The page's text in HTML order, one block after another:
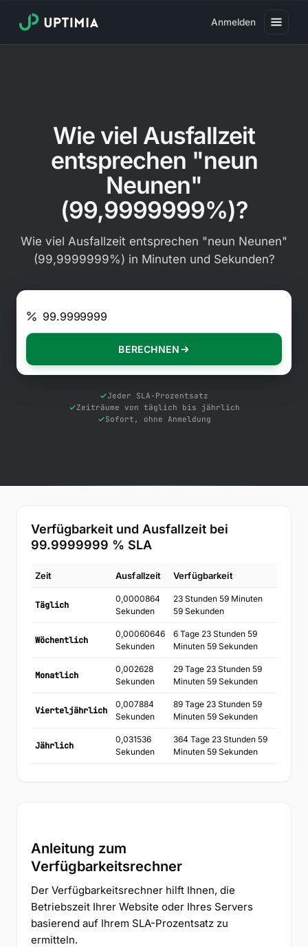
Anmelden
Real User Monitoring
Web-Transaktions-Monitoring
SSL-Monitoring
Viren-Monitoring
Kostenlose Tools
Blog
Kontaktieren Sie uns
Wie viel Ausfallzeit
entsprechen "neun
Neunen"
(99,9999999%)?
Wie viel Ausfallzeit entsprechen "neun Neunen"
(99,9999999%) in Minuten und Sekunden?
SLA-Wert eingeben (z. B. 99,9)
BERECHNEN
Jeder SLA-Prozentsatz
Zeiträume von täglich bis jährlich
Sofort, ohne Anmeldung
Verfügbarkeit und Ausfallzeit bei
99.9999999 % SLA
Zeit Ausfallzeit Verfügbarkeit
Täglich
0,0000864
Sekunden
23 Stunden 59 Minuten
59 Sekunden
Wöchentlich
0,00060646
Sekunden
6 Tage 23 Stunden 59
Minuten 59 Sekunden
Monatlich
0,002628
Sekunden
29 Tage 23 Stunden 59
Minuten 59 Sekunden
Vierteljährlich
0,007884
Sekunden
89 Tage 23 Stunden 59
Minuten 59 Sekunden
Jährlich
0,031536
Sekunden
364 Tage 23 Stunden 59
Minuten 59 Sekunden
Anleitung zum
Verfügbarkeitsrechner
Der Verfügbarkeitsrechner hilft Ihnen, die
Betriebszeit Ihrer Website oder Ihres Servers
basierend auf Ihrem SLA-Prozentsatz zu
ermitteln.